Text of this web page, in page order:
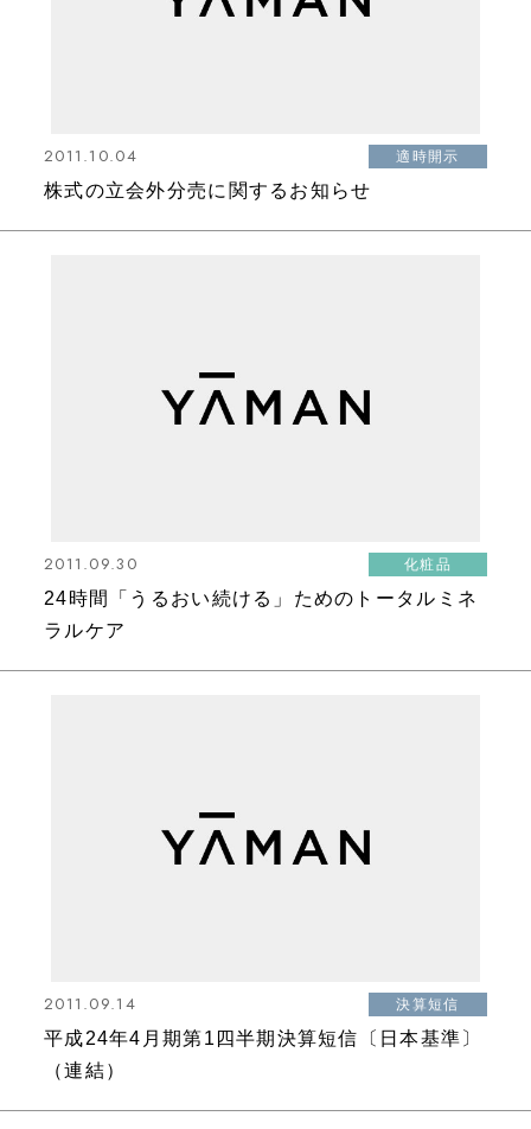
2011.10.04 適時開示
株式の立会外分売に関するお知らせ
2011.09.30 化粧品
24時間「うるおい続ける」ためのトータルミネ
ラルケア
2011.09.14 決算短信
平成24年4月期第1四半期決算短信〔日本基準〕
（連結）